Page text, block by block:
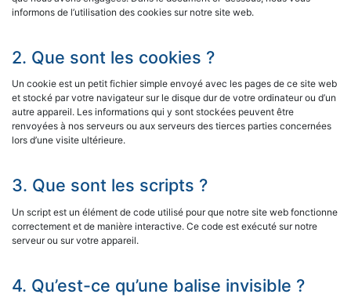
informons de l’utilisation des cookies sur notre site web.
2. Que sont les cookies ?
Un cookie est un petit fichier simple envoyé avec les pages de ce site web
et stocké par votre navigateur sur le disque dur de votre ordinateur ou d’un
autre appareil. Les informations qui y sont stockées peuvent être
renvoyées à nos serveurs ou aux serveurs des tierces parties concernées
lors d’une visite ultérieure.
3. Que sont les scripts ?
Un script est un élément de code utilisé pour que notre site web fonctionne
correctement et de manière interactive. Ce code est exécuté sur notre
serveur ou sur votre appareil.
4. Qu’est-ce qu’une balise invisible ?